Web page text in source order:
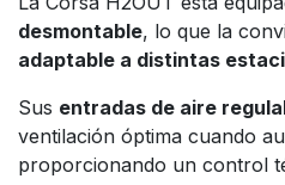
desmontable, lo que la
adaptable a distintas
Sus entradas de aire
ventilación óptima cuando
proporcionando un control